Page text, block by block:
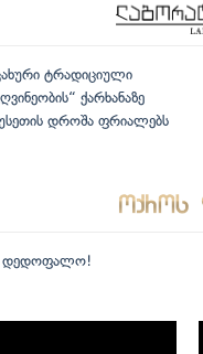
ტრადიციული
ქარხანაზე
დროშა ფრიალებს